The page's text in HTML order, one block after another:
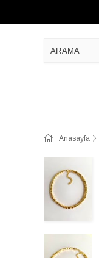
Anasayfa